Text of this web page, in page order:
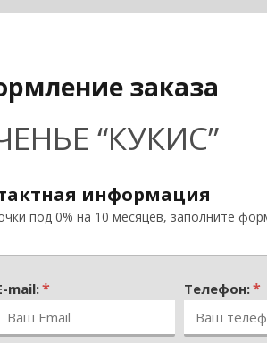
заказа
“КУКИС”
информация
под 0% на 10 месяцев, заполните
mail:* Телефон:*